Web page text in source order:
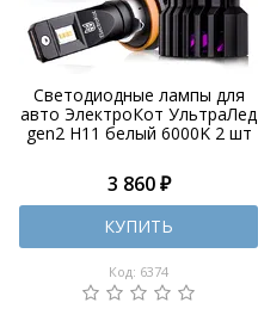
Светодиодные лампы для
авто ЭлектроКот УльтраЛед
gen2 H11 белый 6000K 2 шт
3 860 ₽
КУПИТЬ
Код: 6374